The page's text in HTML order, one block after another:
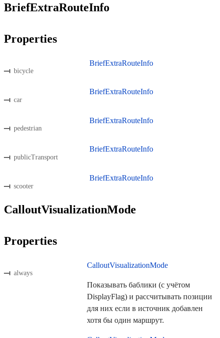
BriefExtraRouteInfo
Properties
bicycle
BriefExtraRouteInfo
car
BriefExtraRouteInfo
pedestrian
BriefExtraRouteInfo
publicTransport
BriefExtraRouteInfo
scooter
BriefExtraRouteInfo
CalloutVisualizationMode
Properties
always
CalloutVisualizationMode
Показывать баблики (с учётом
DisplayFlag) и рассчитывать позиции
для них если в источник добавлен
хотя бы один маршрут.